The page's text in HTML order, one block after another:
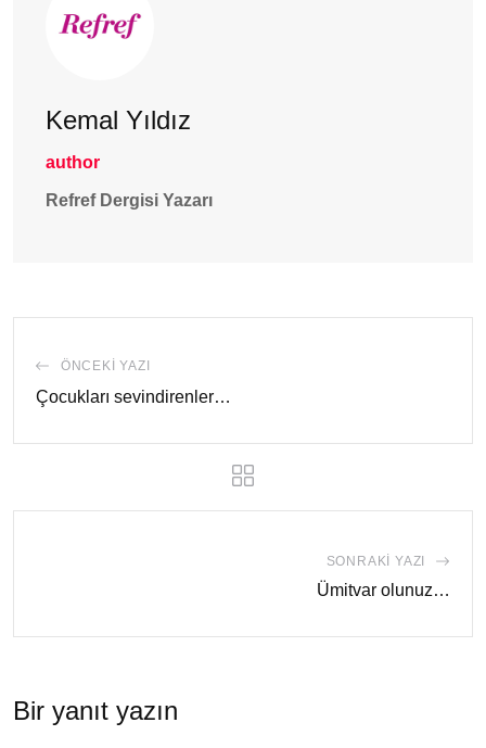
Kemal Yıldız
author
Refref Dergisi Yazarı
ÖNCEKI YAZI
Çocukları sevindirenler…
SONRAKI YAZI
Ümitvar olunuz…
Bir yanıt yazın